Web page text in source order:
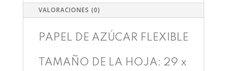
VALORACIONES (0)
PAPEL DE AZÚCAR FLEXIBLE
TAMAÑO DE LA HOJA: 29 x